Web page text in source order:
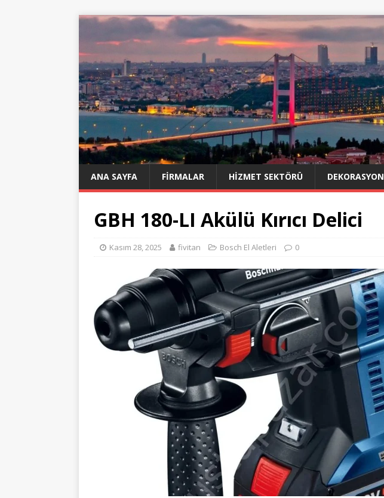
ANA SAYFA FIRMALAR HIZMET SEKTÖRÜ DEKORASYON
GBH 180-LI Akülü Kırıcı Delici
Kasım 28, 2025 fivitan Bosch El Aletleri 0